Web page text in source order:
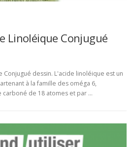
Linoléique Conjugué
Conjugué dessin. L'acide linoléique est un
à la famille des oméga 6,
carboné de 18 atomes et par …